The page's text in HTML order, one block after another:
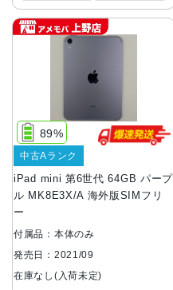
iPad mini 第6世代 64GB パープ
ル MK8E3X/A 海外版SIMフリ
ー
89%
中古Aランク
付属品：本体のみ
発売日：2021/09
在庫なし(入荷未定)